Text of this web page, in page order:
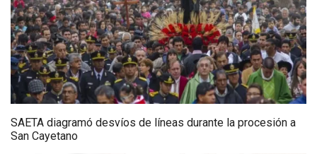
SAETA diagramó desvíos de líneas durante la procesión a
San Cayetano